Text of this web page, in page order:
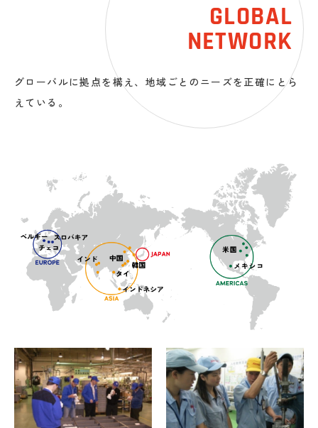
GLOBAL
NETWORK
グローバルに拠点を構え、地域ごとのニーズを正確にとら
えている。